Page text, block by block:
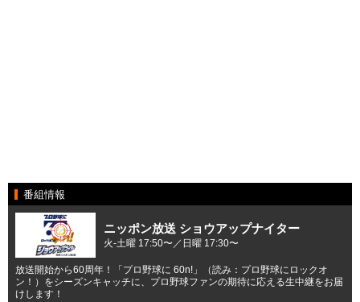
番組情報
ニッポン放送 ショウアップナイター
火-土曜 17:50〜／日曜 17:30〜
放送開始から60周年！「プロ野球に 60n!」（読み：プロ野球にロックオ
ン！）をシーズンキャッチに、プロ野球ファンの期待に応える生中継をお届
けします！